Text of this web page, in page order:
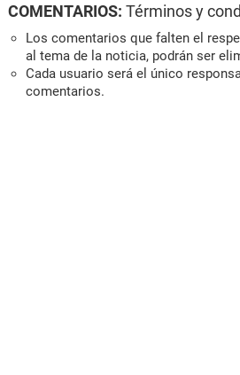
COMENTARIOS: Términos y
Los comentarios que falten el
al tema de la noticia, podrán ser
Cada usuario será el único
comentarios.